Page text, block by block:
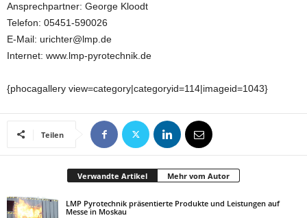
Ansprechpartner: George Kloodt
Telefon: 05451-590026
E-Mail: urichter@lmp.de
Internet: www.lmp-pyrotechnik.de
{phocagallery view=category|categoryid=114|imageid=1043}
Teilen
Verwandte Artikel Mehr vom Autor
LMP Pyrotechnik präsentierte Produkte und Leistungen auf
Messe in Moskau